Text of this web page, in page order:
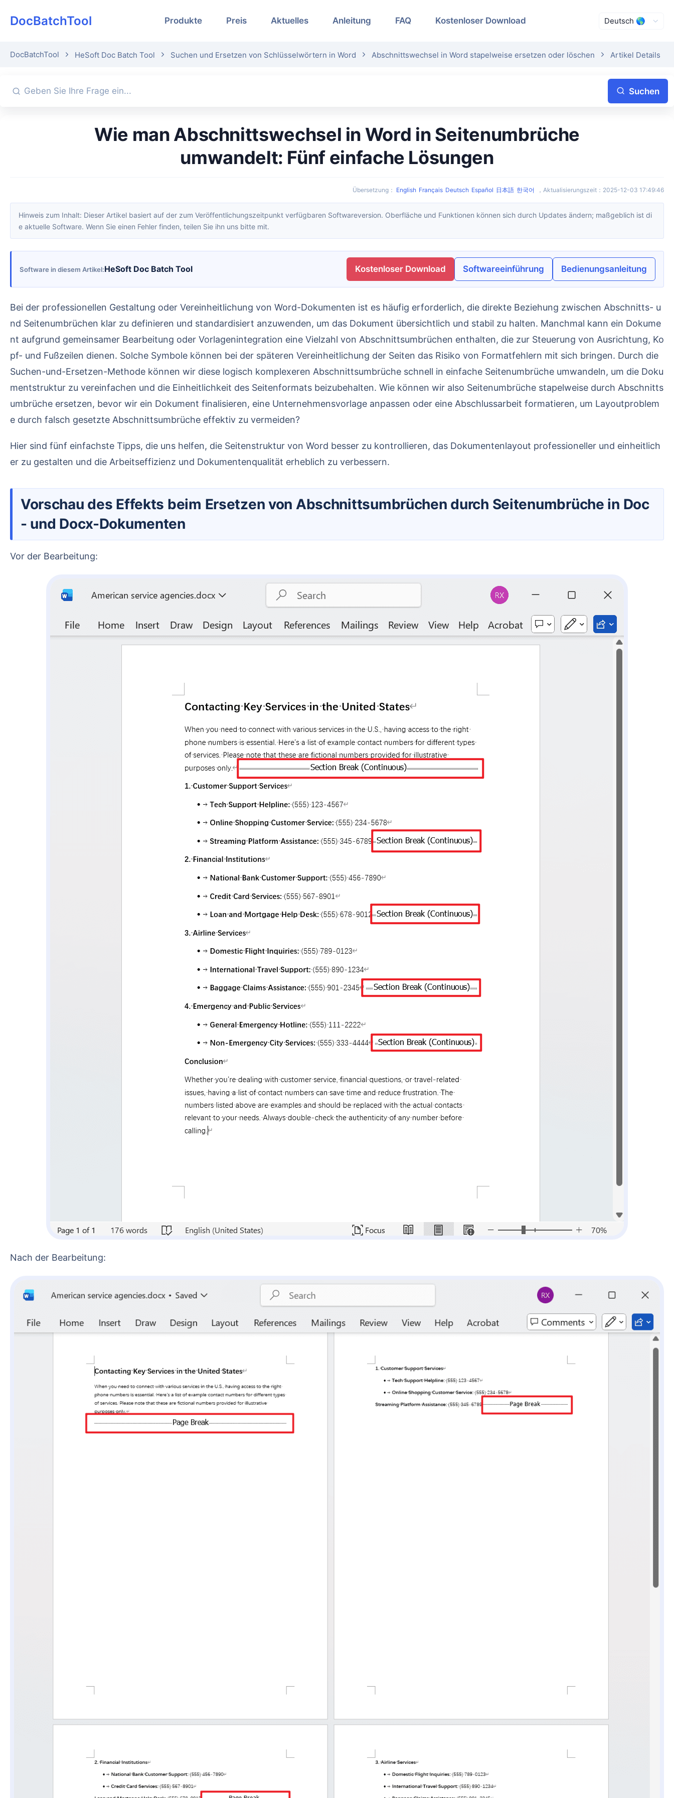
DocBatchTool Produkte Preis Aktuelles Anleitung FAQ Kostenloser Download
DocBatchTool HeSoft Doc Batch Tool Suchen und Ersetzen von Schlüsselwörtern in Word Abschnittswechsel in Word stapelweise ersetzen oder löschen Artikel Details
Suchen
Wie man Abschnittswechsel in Word in Seitenumbrüche
umwandelt: Fünf einfache Lösungen
Übersetzung ： English Français Deutsch Español 日本語 한국어 ， Aktualisierungszeit ： 2025-12-03 17:49:46
Hinweis zum Inhalt: Dieser Artikel basiert auf der zum Veröffentlichungszeitpunkt verfügbaren Softwareversion. Oberfläche und Funktionen können sich durch Updates ändern; maßgeblich ist di
e aktuelle Software. Wenn Sie einen Fehler finden, teilen Sie ihn uns bitte mit.
Software in diesem Artikel HeSoft Doc Batch Tool Kostenloser Download Softwareeinführung Bedienungsanleitung
Bei der professionellen Gestaltung oder Vereinheitlichung von Word-Dokumenten ist es häufig erforderlich, die direkte Beziehung zwischen Abschnitts- u
nd Seitenumbrüchen klar zu definieren und standardisiert anzuwenden, um das Dokument übersichtlich und stabil zu halten. Manchmal kann ein Dokume
nt aufgrund gemeinsamer Bearbeitung oder Vorlagenintegration eine Vielzahl von Abschnittsumbrüchen enthalten, die zur Steuerung von Ausrichtung, Ko
pf- und Fußzeilen dienen. Solche Symbole können bei der späteren Vereinheitlichung der Seiten das Risiko von Formatfehlern mit sich bringen. Durch die
Suchen-und-Ersetzen-Methode können wir diese logisch komplexeren Abschnittsumbrüche schnell in einfache Seitenumbrüche umwandeln, um die Doku
mentstruktur zu vereinfachen und die Einheitlichkeit des Seitenformats beizubehalten. Wie können wir also Seitenumbrüche stapelweise durch Abschnitts
umbrüche ersetzen, bevor wir ein Dokument finalisieren, eine Unternehmensvorlage anpassen oder eine Abschlussarbeit formatieren, um Layoutproblem
e durch falsch gesetzte Abschnittsumbrüche effektiv zu vermeiden?
Hier sind fünf einfachste Tipps, die uns helfen, die Seitenstruktur von Word besser zu kontrollieren, das Dokumentenlayout professioneller und einheitlich
er zu gestalten und die Arbeitseffizienz und Dokumentenqualität erheblich zu verbessern.
Vorschau des Effekts beim Ersetzen von Abschnittsumbrüchen durch Seitenumbrüche in Doc
- und Docx-Dokumenten
Vor der Bearbeitung:
Nach der Bearbeitung: